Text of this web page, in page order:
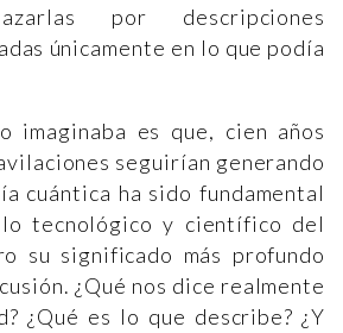
por descripciones
únicamente en lo que podía
imaginaba es que, cien años
seguirían generando
cuántica ha sido fundamental
tecnológico y científico del
su significado más profundo
¿Qué nos dice realmente
¿Qué es lo que describe? ¿Y